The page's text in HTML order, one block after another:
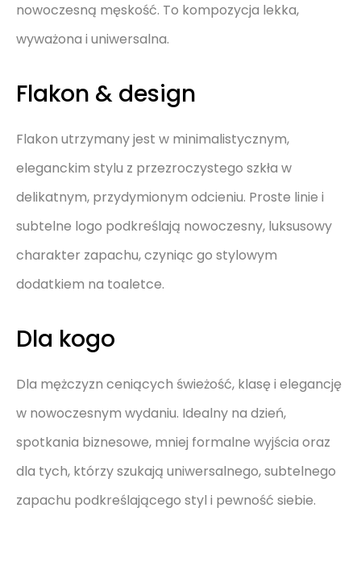
nowoczesną męskość. To kompozycja lekka,
wyważona i uniwersalna.
Flakon & design
Flakon utrzymany jest w minimalistycznym,
eleganckim stylu z przezroczystego szkła w
delikatnym, przydymionym odcieniu. Proste linie i
subtelne logo podkreślają nowoczesny, luksusowy
charakter zapachu, czyniąc go stylowym
dodatkiem na toaletce.
Dla kogo
Dla mężczyzn ceniących świeżość, klasę i elegancję
w nowoczesnym wydaniu. Idealny na dzień,
spotkania biznesowe, mniej formalne wyjścia oraz
dla tych, którzy szukają uniwersalnego, subtelnego
zapachu podkreślającego styl i pewność siebie.